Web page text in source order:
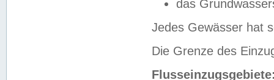
das
Jedes Gewässer hat
Die Grenze des